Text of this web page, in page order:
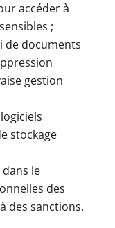
accéder à
;
de documents
gestion
stockage
dans le
des
des sanctions.